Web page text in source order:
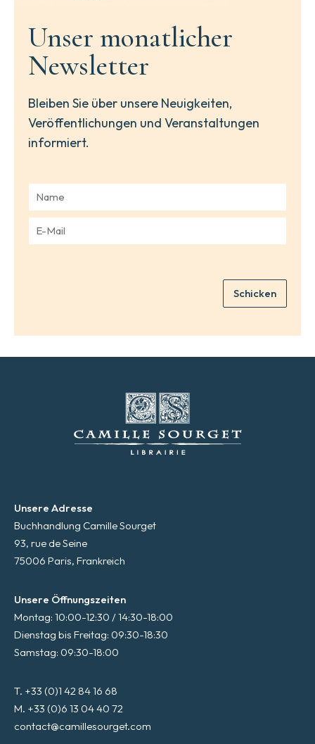
Unser monatlicher
Newsletter
Bleiben Sie über unsere Neuigkeiten,
Veröffentlichungen und Veranstaltungen
informiert.
m
*
Schicken
Unsere Adresse
Buchhandlung Camille Sourget
93, rue de Seine
75006 Paris, Frankreich
Unsere Öffnungszeiten
Montag: 10:00-12:30 / 14:30-18:00
Dienstag bis Freitag: 09:30-18:30
Samstag: 09:30-18:00
T. +33 (0)1 42 84 16 68
M. +33 (0)6 13 04 40 72
contact@camillesourget.com